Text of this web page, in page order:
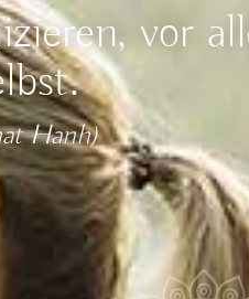
vor
Hanh)